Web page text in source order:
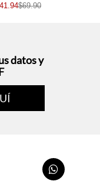
$69.90
datos y